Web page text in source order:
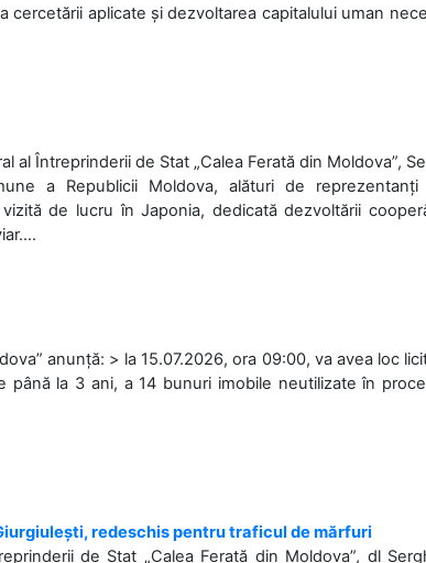
cercetării aplicate și dezvoltarea capitalului uman
al Întreprinderii de Stat „Calea Ferată din Moldova”,
a Republicii Moldova, alături de reprezentanți
de lucru în Japonia, dedicată dezvoltării
anunță: > la 15.07.2026, ora 09:00, va avea loc
la 3 ani, a 14 bunuri imobile neutilizate în
redeschis pentru traficul de mărfuri
de Stat „Calea Ferată din Moldova”, dl